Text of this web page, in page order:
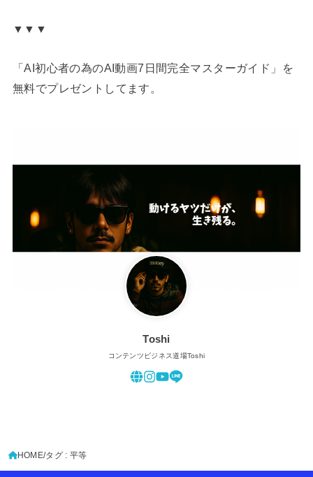
▼▼▼
「AI初心者の為のAI動画7日間完全マスターガイド」を
無料でプレゼントしてます。
Toshi
コンテンツビジネス道場Toshi
HOME タグ : 平等